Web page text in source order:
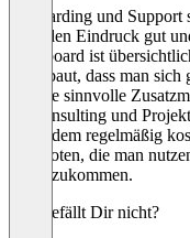
Onboarding und
auch den Eindruck gut
Dashboard ist
aufgebaut, dass man
weitere sinnvolle
im Consulting und
ausserdem regelmäßig
angeboten, die man
hineinzukommen.
Was gefällt Dir nicht?